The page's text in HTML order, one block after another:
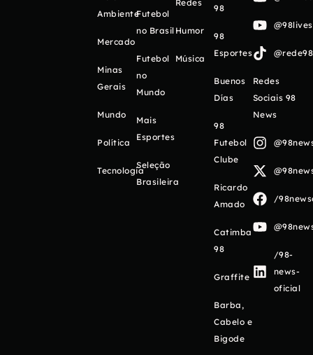
Ambiente
Mercado
Minas
Gerais
Mundo
Política
Tecnologia
Futebol
no Brasil
Futebol
no
Mundo
Mais
Esportes
Seleção
Brasileira
Redes
Humor
Música
98
98
Esportes
Buenos
Días
98
Futebol
Clube
Ricardo
Amado
Catimba
98
Graffite
Barba,
Cabelo e
Bigode
Redes
Sociais 98
News
/
/98-
news-
oficial